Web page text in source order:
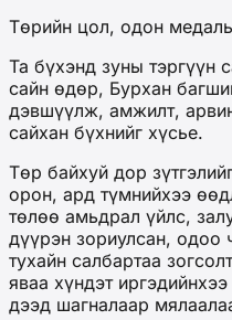
Төрийн цол, одон
Та бүхэнд зуны тэргүүн
сайн өдөр, Бурхан
дэвшүүлж, амжилт,
сайхан бүхнийг хүсье.
Төр байхуй дор
орон, ард түмнийхээ
төлөө амьдрал үйлс,
дүүрэн зориулсан, одоо
тухайн салбартаа
яваа хүндэт
дээд шагналаар